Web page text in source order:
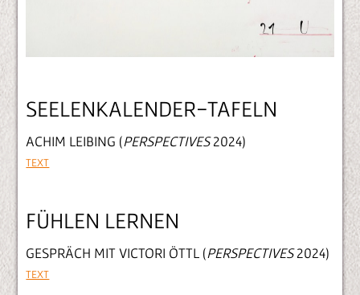
SEELENKALENDER-TAFELN
ACHIM LEIBING (PERSPECTIVES2024)
TEXT
FÜHLEN LERNEN
GESPRÄCH MIT VICTORI ÖTTL (PERSPECTIVES2024)
TEXT